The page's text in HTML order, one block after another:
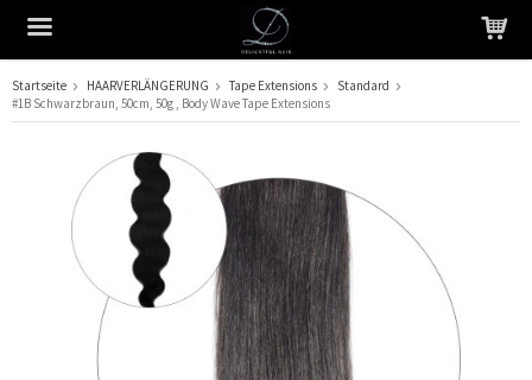
Das Produkt wurde in Ihren Warenkorb gelegt
Startseite HAARVERLÄNGERUNG Tape Extensions
Standard
#1B Schwarzbraun, 50cm, 50g , Body Wave Tape Extensions